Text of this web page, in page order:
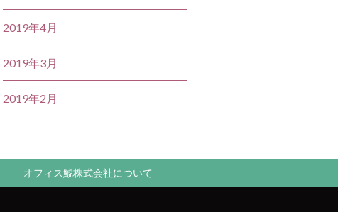
2019年4月
2019年3月
2019年2月
オフィス鯱株式会社について